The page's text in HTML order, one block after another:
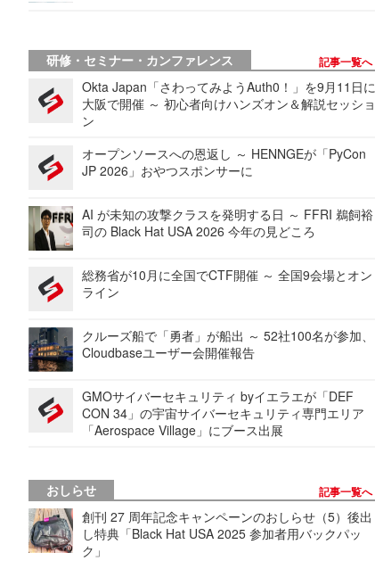
研修・セミナー・カンファレンス 記事一覧へ
Okta Japan「さわってみようAuth0！」を9月11日に
大阪で開催 ～ 初心者向けハンズオン＆解説セッショ
ン
オープンソースへの恩返し ～ HENNGEが「PyCon
JP 2026」おやつスポンサーに
AI が未知の攻撃クラスを発明する日 ～ FFRI 鵜飼裕
司の Black Hat USA 2026 今年の見どころ
総務省が10月に全国でCTF開催 ～ 全国9会場とオン
ライン
クルーズ船で「勇者」が船出 ～ 52社100名が参加、
Cloudbaseユーザー会開催報告
GMOサイバーセキュリティ byイエラエが「DEF
CON 34」の宇宙サイバーセキュリティ専門エリア
「Aerospace Village」にブース出展
おしらせ 記事一覧へ
創刊 27 周年記念キャンペーンのおしらせ（5）後出
し特典「Black Hat USA 2025 参加者用バックパッ
ク」